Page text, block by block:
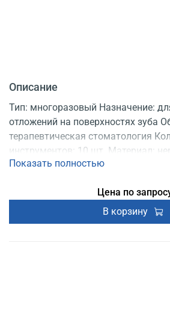
Описание
Тип: многоразовый Назначение:
отложений на поверхностях зуба
терапевтическая стоматология
инструментов: 10 шт. Материал:
Рукоятки: силиконовые В
Показать полностью
Цена по
В корзину